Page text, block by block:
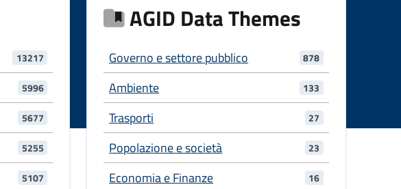
13217
5996
5677
5255
5107
AGID Data Themes
Governo e settore pubblico 878
Ambiente 133
Trasporti 27
Popolazione e società 23
Economia e Finanze 16